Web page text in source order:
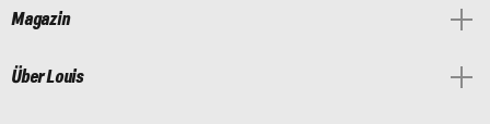
Magazin
Über Louis